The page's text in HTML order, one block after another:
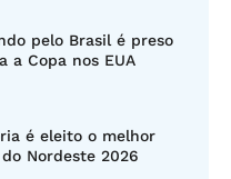
pelo Brasil é preso
a Copa nos EUA
é eleito o melhor
Nordeste 2026